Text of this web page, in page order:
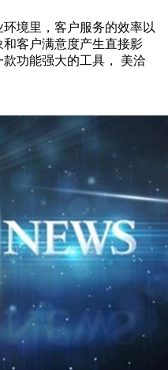
境里，客户服务的效率以
客户满意度产生直接影
功能强大的工具， 美洽